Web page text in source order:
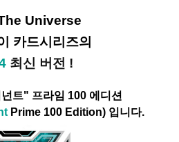
Universe
카드시리즈의
최신 버전 !
트" 프라임 100 에디션
Prime 100 Edition) 입니다.